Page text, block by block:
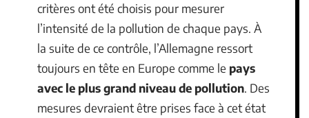
critères ont été choisis pour mesurer
l’intensité de la pollution de chaque pays. À
la suite de ce contrôle, l’Allemagne ressort
toujours en tête en Europe comme le pays
avec le plus grand niveau de pollution. Des
mesures devraient être prises face à cet état